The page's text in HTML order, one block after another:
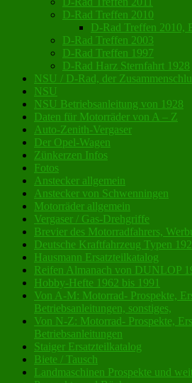
D-Rad Treffen 2010
D-Rad Treffen 2010,
D-Rad Treffen 2003
D-Rad Treffen 1997
D-Rad Harz Sternfahrt 1928
NSU / D-Rad, der
NSU
NSU Betriebsanleitung von 1928
Daten für Motorräder von A – Z
Auto-Zenith-Vergaser
Der Opel-Wagen
Zünkerzen Infos
Fotos
Anstecker allgemein
Anstecker von Schwenningen
Motorräder allgemein
Vergaser / Gas-Drehgriffe
Brevier des Motorradfahrers,
Deutsche Kraftfahrzeug Typen
Hausmann Ersatzteilkatalog
Reifen Almanach von DUNLOP
Hobby-Hefte 1962 bis 1991
Von A-M: Motorrad- Prospekte,
Betriebsanleitungen, sonstiges,
Von N-Z: Motorrad- Prospekte,
Betriebsanleitungen
Staiger Ersatzteilkatalog
Biete / Tausch
Landmaschinen Prospekte und